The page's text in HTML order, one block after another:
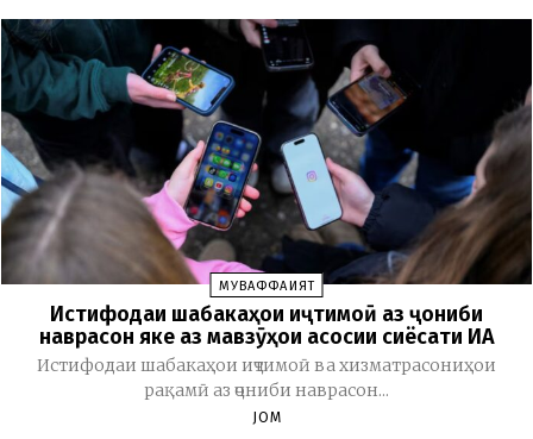
МУВАФФАҚИЯТ
Истифодаи шабакаҳои иҷтимоӣ аз ҷониби
наврасон яке аз мавзӯҳои асосии сиёсати ИА
Истифодаи шабакаҳои иҷтимоӣ ва хизматрасониҳои
рақамӣ аз ҷониби наврасон...
JOM